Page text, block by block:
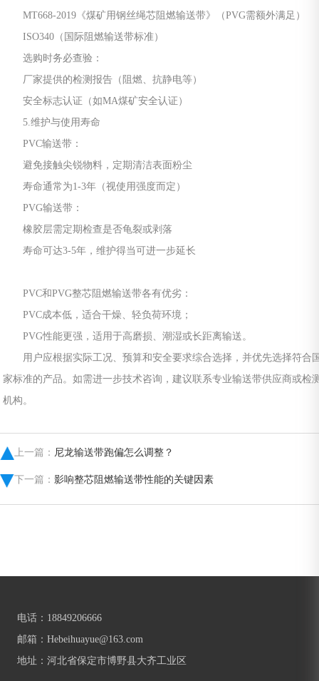
MT668-2019《煤矿用钢丝绳芯阻燃输送带》（PVG需额外满足）
ISO340（国际阻燃输送带标准）
选购时务必查验：
厂家提供的检测报告（阻燃、抗静电等）
安全标志认证（如MA煤矿安全认证）
5.维护与使用寿命
PVC输送带：
避免接触尖锐物料，定期清洁表面粉尘
寿命通常为1-3年（视使用强度而定）
PVG输送带：
橡胶层需定期检查是否龟裂或剥落
寿命可达3-5年，维护得当可进一步延长
PVC和PVG整芯阻燃输送带各有优劣：
PVC成本低，适合干燥、轻负荷环境；
PVG性能更强，适用于高磨损、潮湿或长距离输送。
用户应根据实际工况、预算和安全要求综合选择，并优先选择符合
家标准的产品。如需进一步技术咨询，建议联系专业输送带供应商或检
机构。
上一篇： 尼龙输送带跑偏怎么调整？
下一篇： 影响整芯阻燃输送带性能的关键因素
电话：18849206666
邮箱：Hebeihuayue@163.com
地址：河北省保定市博野县大齐工业区